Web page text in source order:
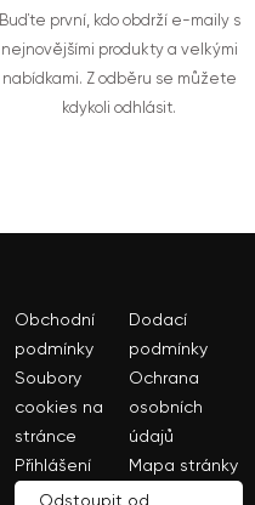
Buďte první, kdo obdrží e-maily s
nejnovějšími produkty a velkými
nabídkami. Z odběru se můžete
kdykoli odhlásit.
Obchodní
podmínky
Dodací
podmínky
Soubory
cookies na
stránce
Ochrana
osobních
údajů
Přihlášení
Mapa stránky
Odstoupit od